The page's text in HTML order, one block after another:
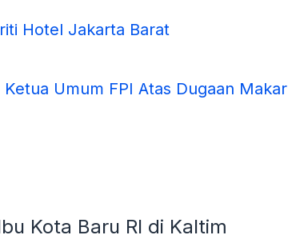
Hotel Jakarta Barat
Ketua Umum FPI Atas Dugaan Makar
Kota Baru RI di Kaltim